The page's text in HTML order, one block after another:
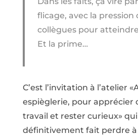
flicage, avec la pression
collègues pour
Et la prime…
C’est l’invitation à l’atelier
espièglerie, pour apprécier
travail et rester curieux» qui
définitivement fait perdre